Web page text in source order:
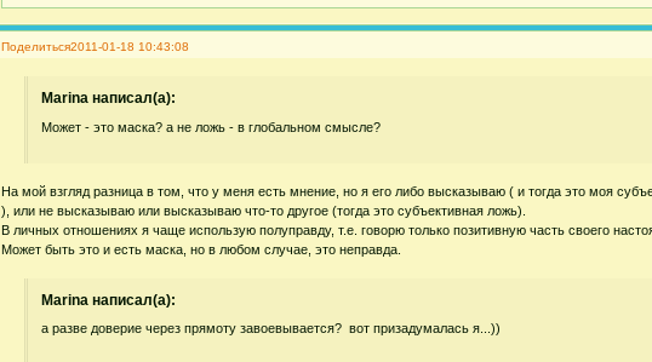
Поделиться2011-01-18 10:43:08
Marina написал(а):
Может - это маска? а не ложь - в глобальном смысле?
На мой взгляд разница в том, что у меня есть мнение, но я его либо высказываю ( и тогда это моя
), или не высказываю или высказываю что-то другое (тогда это субъективная ложь).
В личных отношениях я чаще использую полуправду, т.е. говорю только позитивную часть своего
Может быть это и есть маска, но в любом случае, это неправда.
Marina написал(а):
а разве доверие через прямоту завоевывается? вот призадумалась я...))